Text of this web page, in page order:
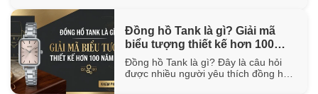
thước mặt vuông [...]
Đồng hồ Tank là gì? Giải mã
biểu tượng thiết kế hơn 100
năm tuổi
Đồng hồ Tank là gì? Đây là câu hỏi
được nhiều người yêu thích đồng hồ